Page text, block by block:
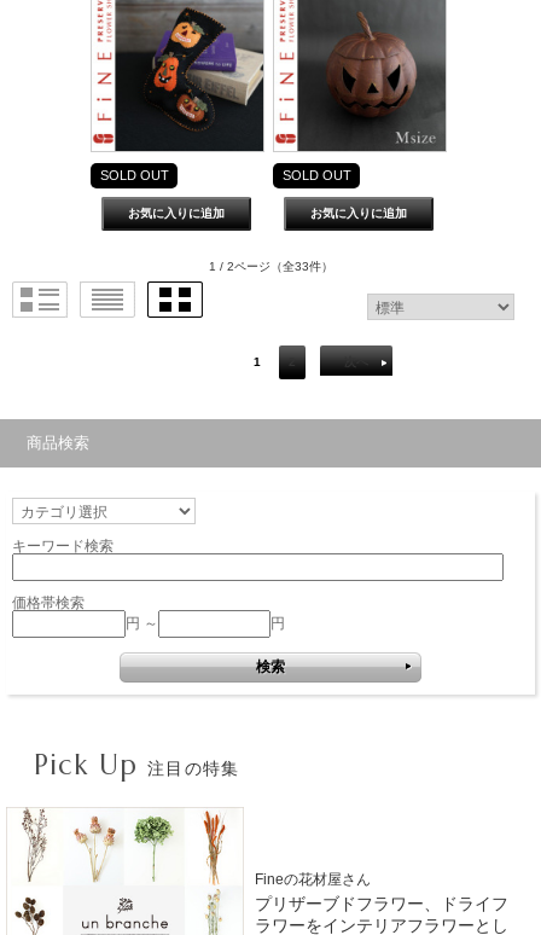
SOLD OUT SOLD OUT
1 / 2ページ （全33件）
1 2 次へ
商品検索
キーワード検索
価格帯検索
円 ～
円